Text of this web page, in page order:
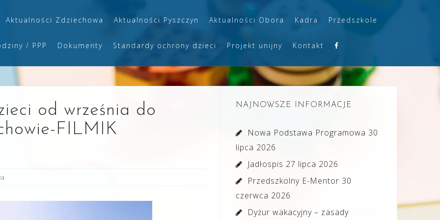
Aktualności Zdziechowa Aktualności Pyszczyn Aktualności Obora Kadra Przedszkole
/ PPP Dokumenty Standardy ochrony dzieci Projekt unijny Kontakt
od września do
FILMIK
NAJNOWSZE INFORMACJE
Nowa Podstawa Programowa 30
lipca 2026
Jadłospis 27 lipca 2026
Przedszkolny E-Mentor 30
czerwca 2026
Dyżur wakacyjny – zasady